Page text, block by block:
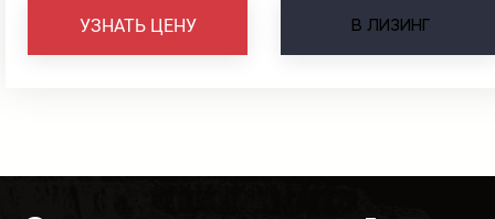
В ЛИЗИНГ
УЗНАТЬ ЦЕНУ